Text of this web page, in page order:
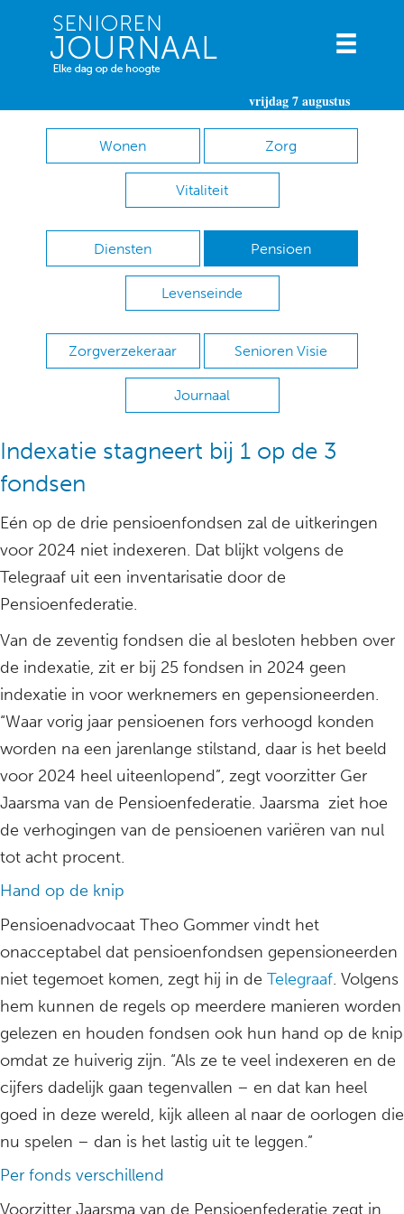
vrijdag 7 augustus
Wonen Zorg
Vitaliteit
Diensten Pensioen
Levenseinde
Zorgverzekeraar Senioren Visie
Journaal
Indexatie stagneert bij 1 op de 3
fondsen
Eén op de drie pensioenfondsen zal de uitkeringen
voor 2024 niet indexeren. Dat blijkt volgens de
Telegraaf uit een inventarisatie door de
Pensioenfederatie.
Van de zeventig fondsen die al besloten hebben over
de indexatie, zit er bij 25 fondsen in 2024 geen
indexatie in voor werknemers en gepensioneerden.
“Waar vorig jaar pensioenen fors verhoogd konden
worden na een jarenlange stilstand, daar is het beeld
voor 2024 heel uiteenlopend”, zegt voorzitter Ger
Jaarsma van de Pensioenfederatie. Jaarsma ziet hoe
de verhogingen van de pensioenen variëren van nul
tot acht procent.
Hand op de knip
Pensioenadvocaat Theo Gommer vindt het
onacceptabel dat pensioenfondsen gepensioneerden
niet tegemoet komen, zegt hij in de Telegraaf. Volgens
hem kunnen de regels op meerdere manieren worden
gelezen en houden fondsen ook hun hand op de knip
omdat ze huiverig zijn. “Als ze te veel indexeren en de
cijfers dadelijk gaan tegenvallen – en dat kan heel
goed in deze wereld, kijk alleen al naar de oorlogen die
nu spelen – dan is het lastig uit te leggen.”
Per fonds verschillend
Voorzitter Jaarsma van de Pensioenfederatie zegt in